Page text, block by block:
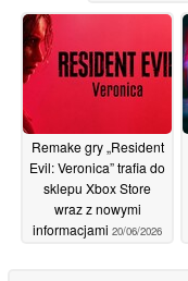
Remake gry „Resident
Evil: Veronica” trafia do
sklepu Xbox Store
wraz z nowymi
informacjami 20/06/2026